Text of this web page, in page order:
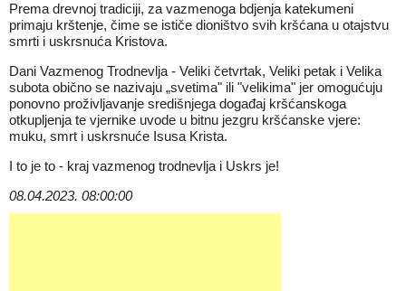
Prema drevnoj tradiciji, za vazmenoga bdjenja katekumeni
primaju krštenje, čime se ističe dioništvo svih kršćana u otajstvu
smrti i uskrsnuća Kristova.
Dani Vazmenog Trodnevlja - Veliki četvrtak, Veliki petak i Velika
subota obično se nazivaju „svetima" ili "velikima" jer omogućuju
ponovno proživljavanje središnjega događaj kršćanskoga
otkupljenja te vjernike uvode u bitnu jezgru kršćanske vjere:
muku, smrt i uskrsnuće Isusa Krista.
I to je to - kraj vazmenog trodnevlja i Uskrs je!
08.04.2023. 08:00:00